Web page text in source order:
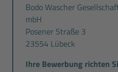
Bodo Wascher
mbH
Posener Straße 3
23554 Lübeck
Ihre Bewerbung richten